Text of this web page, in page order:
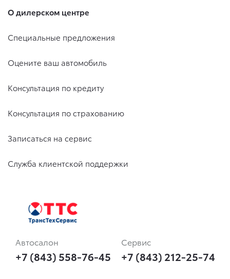
О дилерском центре
Специальные предложения
Оцените ваш автомобиль
Консультация по кредиту
Консультация по страхованию
Записаться на сервис
Служба клиентской поддержки
Автосалон
+7 (843) 558-76-45
Сервис
+7 (843) 212-25-74